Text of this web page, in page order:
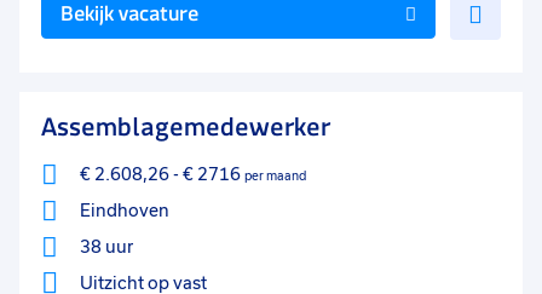
Bekijk vacature
Assemblagemedewerker
€ 2.608,26- € 2716 per maand
Eindhoven
38 uur
Uitzicht op vast